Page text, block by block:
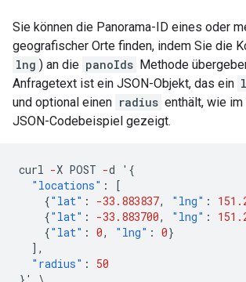
Sie können die Panorama-ID eines oder
geografischer Orte finden, indem Sie die
lng ) an die panoIds Methode
Anfragetext ist ein JSON-Objekt, das ein
und optional einen radius enthält, wie
JSON-Codebeispiel gezeigt.
curl -X POST -d ' {
"locations" :
[
{"lat" : -33.883837, "lng" :
{"lat" : -33.883700, "lng" :
{"lat" : 0, "lng" : 0}
],
"radius" :
50